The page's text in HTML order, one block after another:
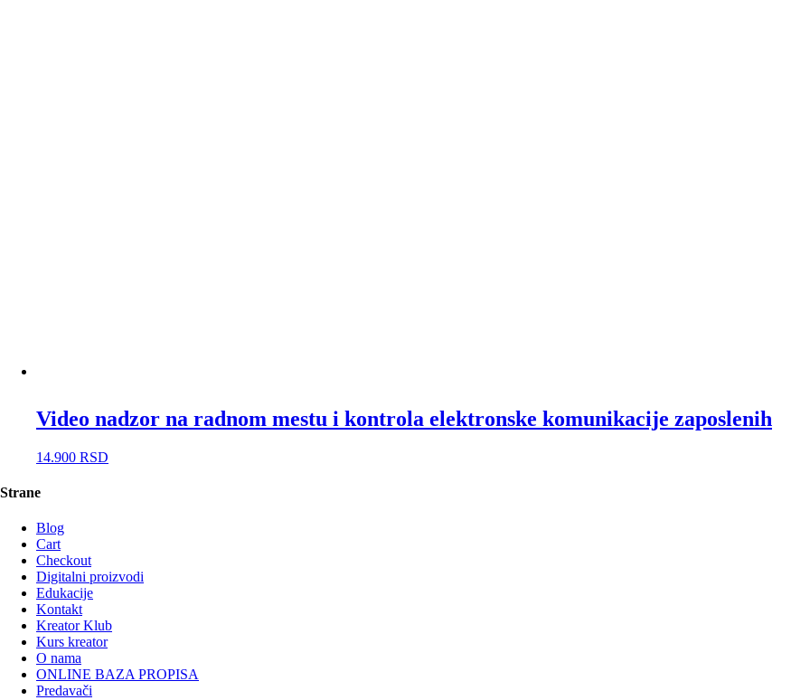
Video nadzor na radnom mestu i kontrola elektronske komunikacije zaposlenih
14.900 RSD
Strane
Blog
Cart
Checkout
Digitalni proizvodi
Edukacije
Kontakt
Kreator Klub
Kurs kreator
O nama
ONLINE BAZA PROPISA
Predavači